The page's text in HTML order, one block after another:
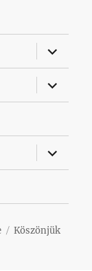
almenü
almenü
almenü
Köszönjük